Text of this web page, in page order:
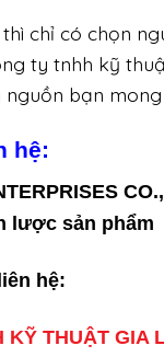
chỉ có chọn
ty tnhh kỹ
bạn mong
hệ:
lược sản phẩm
hệ:
KỸ THUẬT GIA